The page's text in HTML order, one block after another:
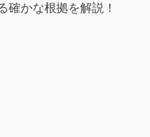
確かな根拠を解説！